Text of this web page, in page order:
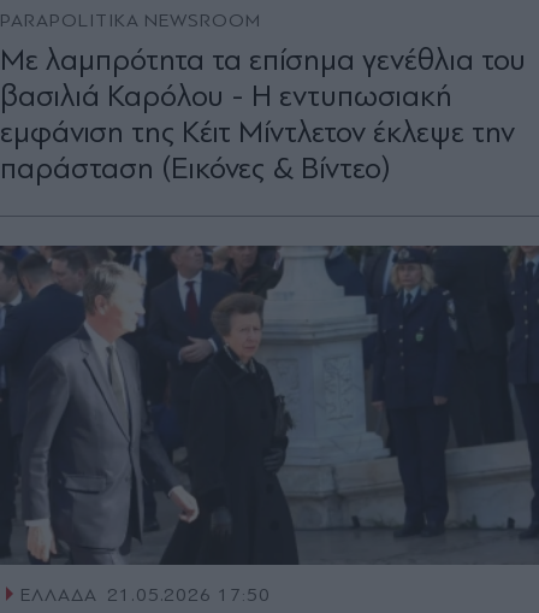
PARAPOLITIKA NEWSROOM
Με λαμπρότητα τα επίσημα γενέθλια του
βασιλιά Καρόλου - Η εντυπωσιακή
εμφάνιση της Κέιτ Μίντλετον έκλεψε την
παράσταση (Εικόνες & Βίντεο)
ΕΛΛΑΔΑ
21.05.2026 17:50